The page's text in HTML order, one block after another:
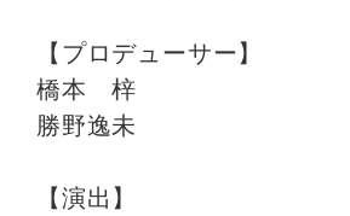
【プロデューサー】
橋本 梓
勝野逸未
【演出】